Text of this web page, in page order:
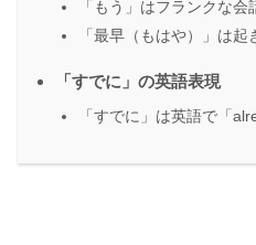
「もう」はフランクな会
「最早（もはや）」は
「すでに」の英語表現
「すでに」は英語で「